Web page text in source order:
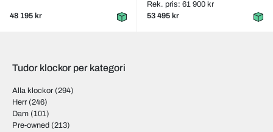
48 195 kr
Rek. pris: 61 900 kr
53 495 kr
Tudor klockor per kategori
Alla klockor (294)
Herr (246)
Dam (101)
Pre-owned (213)